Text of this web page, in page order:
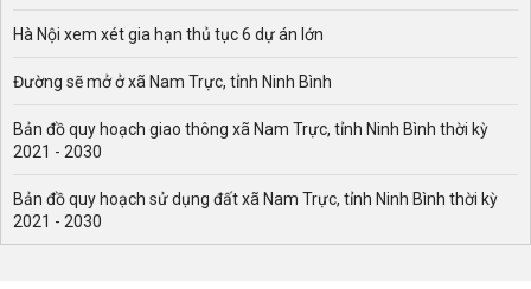
Hà Nội xem xét gia hạn thủ tục 6 dự án lớn
Đường sẽ mở ở xã Nam Trực, tỉnh Ninh Bình
Bản đồ quy hoạch giao thông xã Nam Trực, tỉnh Ninh Bình thời kỳ
2021 - 2030
Bản đồ quy hoạch sử dụng đất xã Nam Trực, tỉnh Ninh Bình thời kỳ
2021 - 2030